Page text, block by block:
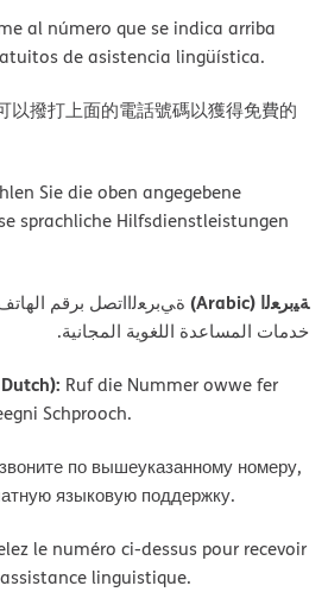
al número que se indica arriba
de asistencia lingüística.
以撥打上面的電話號碼以獲得免費的
Sie die oben angegebene
sprachliche Hilfsdienstleistungen
ﺔﯿﺑﺮﻌﻟا (Arabic)
ةﻲﺑﺮﻌﻟااﺗﺼﻞ ﺑﺮﻗﻢ
ﺧﺪﻣﺎت اﻟﻤﺴﺎﻋﺪة اﻟﻠﻐﻮﯾﺔ اﻟﻤﺠﺎﻧﯿﺔ.
Ruf die Nummer owwe fer
Schprooch.
по вышеуказанному номеру,
языковую поддержку.
le numéro ci-dessus pour recevoir
linguistique.